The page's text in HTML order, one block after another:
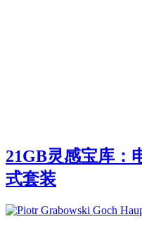
21GB灵感宝库：
式套装